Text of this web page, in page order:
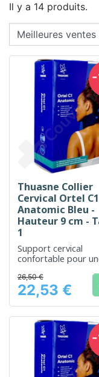
Il y a 14 produits.
Thuasne Collier
Cervical Ortel C1
Anatomic Bleu -
Hauteur 9 cm -
1
Support cervical
confortable pour
Prix
26,50 €
22,53 €